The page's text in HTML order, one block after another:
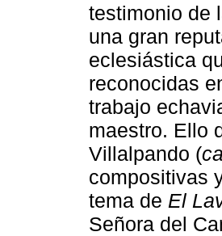
testimonio de
una gran
eclesiástica
reconocidas
trabajo
maestro. Ello
Villalpando (ca
compositivas
tema de El
Señora del